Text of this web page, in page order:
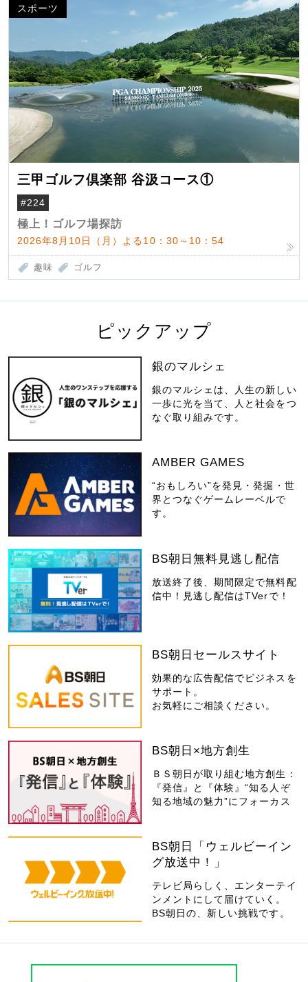
スポーツ
三甲ゴルフ倶楽部 谷汲コース①
#224
極上！ゴルフ場探訪
2026年8月10日（月）よる10：30～10：54
趣味 ゴルフ
ピックアップ
銀のマルシェ
銀のマルシェは、人生の新しい
一歩に光を当て、人と社会をつ
なぐ取り組みです。
AMBER GAMES
“おもしろい”を発見・発掘・世
界とつなぐゲームレーベルで
す。
BS朝日無料見逃し配信
放送終了後、期間限定で無料配
信中！見逃し配信はTVerで！
BS朝日セールスサイト
効果的な広告配信でビジネスを
サポート。
お気軽にご相談ください。
BS朝日×地方創生
ＢＳ朝日が取り組む地方創生：
『発信』と『体験』“知る人ぞ
知る地域の魅力”にフォーカス
BS朝日「ウェルビーイン
グ放送中！」
テレビ局らしく、エンターテイ
ンメントにして届けていく。
BS朝日の、新しい挑戦です。